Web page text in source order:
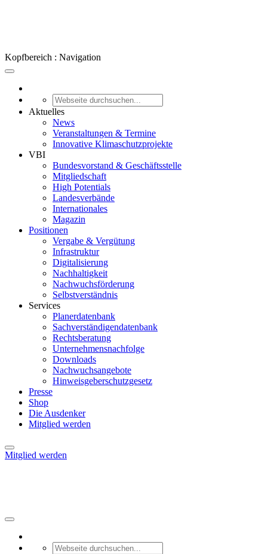
Kopfbereich : Navigation
Aktuelles
News
Veranstaltungen & Termine
Innovative Klimaschutzprojekte
VBI
Bundesvorstand & Geschäftsstelle
Mitgliedschaft
High Potentials
Landesverbände
Internationales
Magazin
Positionen
Vergabe & Vergütung
Infrastruktur
Digitalisierung
Nachhaltigkeit
Nachwuchsförderung
Selbstverständnis
Services
Planerdatenbank
Sachverständigendatenbank
Rechtsberatung
Unternehmensnachfolge
Downloads
Nachwuchsangebote
Hinweisgeberschutzgesetz
Presse
Shop
Die Ausdenker
Mitglied werden
Mitglied werden